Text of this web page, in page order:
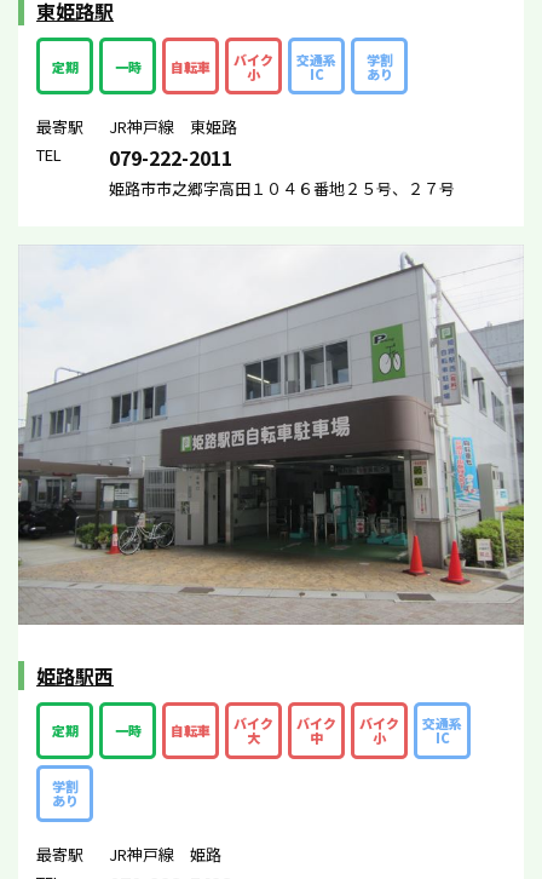
東姫路駅
定期 一時 自転車 バイク
小
交通系
IC
学割
あり
最寄駅
JR神戸線 東姫路
TEL
079-222-2011
姫路市市之郷字高田１０４６番地２５号、２７号
姫路駅西
定期 一時 自転車 バイク
大
バイク
中
バイク
小
交通系
IC
学割
あり
最寄駅
JR神戸線 姫路